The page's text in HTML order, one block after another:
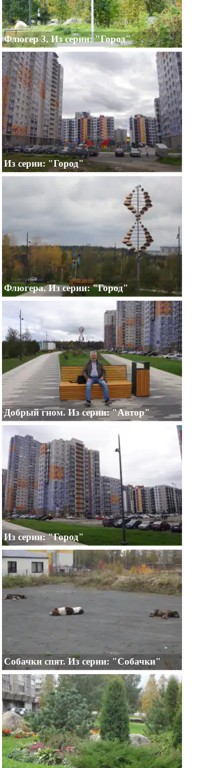
Флюгер 3. Из серии: "Город"
Из серии: "Город"
Флюгера. Из серии: "Город"
Добрый гном. Из серии: "Автор"
Из серии: "Город"
Собачки спят. Из серии: "Собачки"